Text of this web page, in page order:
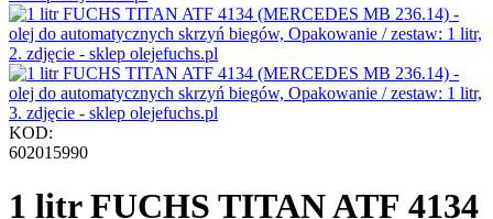
KOD:
602015990
1 litr FUCHS TITAN ATF 4134